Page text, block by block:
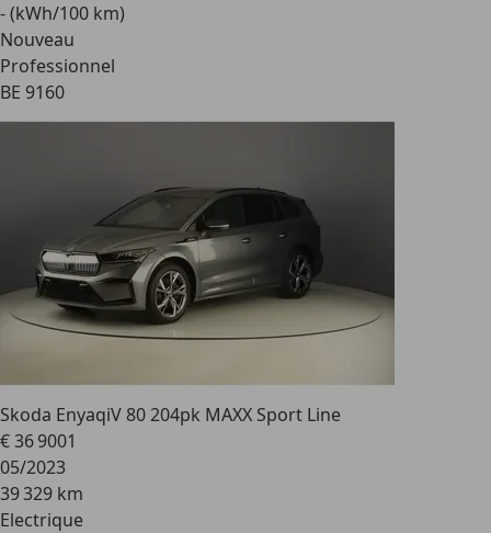
- (kWh/100 km)
Nouveau
Professionnel
BE 9160
Skoda EnyaqiV 80 204pk MAXX Sport Line
€ 36 9001
05/2023
39 329 km
Electrique